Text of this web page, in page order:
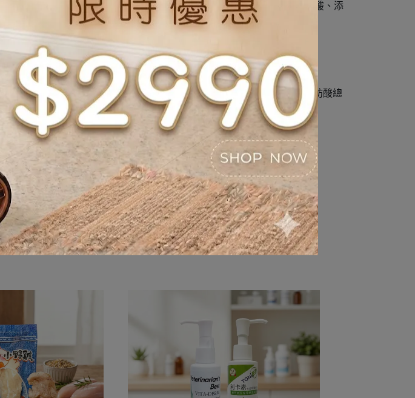
亞鐵、氧化鋅、硫酸銅、氧化錳、碘酸鈣、亞硒酸鈉)、磷酸二鈣、牛磺酸、添
0.76 %鈉0.25 %鎂0.081 %維生素C190 ppm維生素E746 IU/kgOmega-3脂肪酸總